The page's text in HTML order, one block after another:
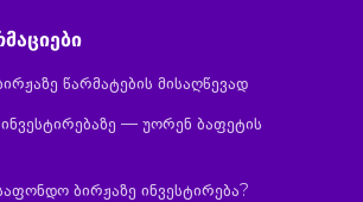
წარმატების მისაღწევად
— უორენ ბაფეტის
ბირჟაზე ინვესტირება?